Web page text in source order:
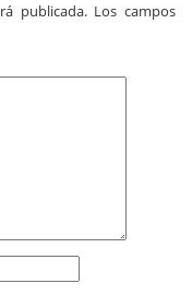
publicada. Los campos